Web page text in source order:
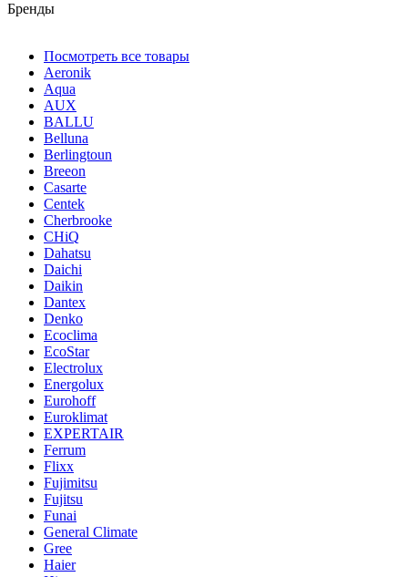
Бренды
Посмотреть все товары
Aeronik
Aqua
AUX
BALLU
Belluna
Berlingtoun
Breeon
Casarte
Centek
Cherbrooke
CHiQ
Dahatsu
Daichi
Daikin
Dantex
Denko
Ecoclima
EcoStar
Electrolux
Energolux
Eurohoff
Euroklimat
EXPERTAIR
Ferrum
Flixx
Fujimitsu
Fujitsu
Funai
General Climate
Gree
Haier